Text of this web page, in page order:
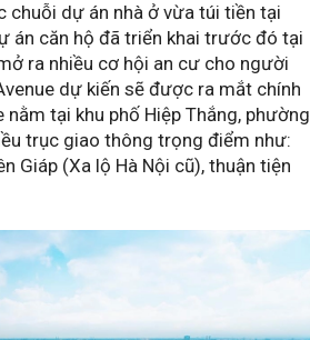
chuỗi dự án nhà ở vừa túi tiền tại
án căn hộ đã triển khai trước đó tại
ra nhiều cơ hội an cư cho người
dự kiến sẽ được ra mắt chính
tại khu phố Hiệp Thắng, phường
trục giao thông trọng điểm như:
Giáp (Xa lộ Hà Nội cũ), thuận tiện